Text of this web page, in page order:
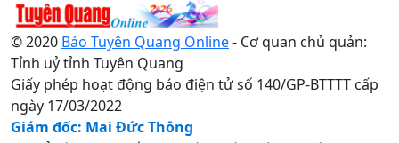
© 2020 Báo Tuyên Quang Online- Cơ quan chủ quản:
Tỉnh uỷ tỉnh Tuyên Quang
Giấy phép hoạt động báo điện tử số 140/GP-BTTTT cấp
ngày 17/03/2022
Giám đốc: Mai Đức Thông